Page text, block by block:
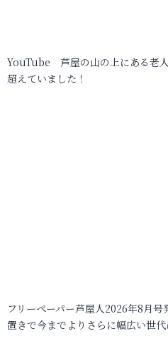
YouTube 芦屋の山の上にある老
超えていました！
フリーペーパー芦屋人2026年8月
置きで今までよりさらに幅広い世